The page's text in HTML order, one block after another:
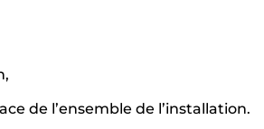
de l’ensemble de l’installation.